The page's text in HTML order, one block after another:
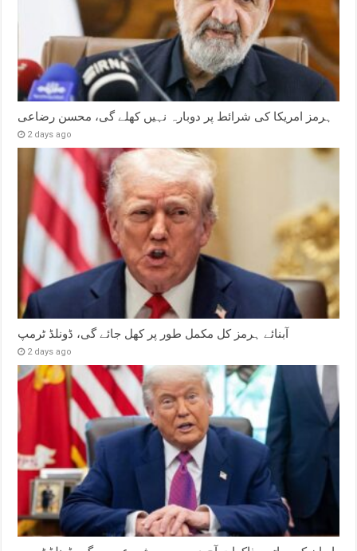
ہرمز امریکا کی شرائط پر دوبارہ نہیں کھلے گی، محسن رضاعی
2 days ago
آبنائے ہرمز کل مکمل طور پر کھل جائے گی، ڈونلڈ ٹرمپ
2 days ago